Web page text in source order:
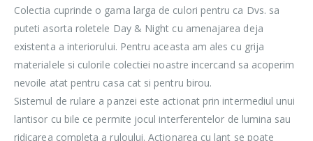
Colectia cuprinde o gama larga de culori pentru ca Dvs. sa
puteti asorta roletele Day & Night cu amenajarea deja
existenta a interiorului. Pentru aceasta am ales cu grija
materialele si culorile colectiei noastre incercand sa acoperim
nevoile atat pentru casa cat si pentru birou.
Sistemul de rulare a panzei este actionat prin intermediul unui
lantisor cu bile ce permite jocul interferentelor de lumina sau
ridicarea completa a ruloului. Actionarea cu lant se poate